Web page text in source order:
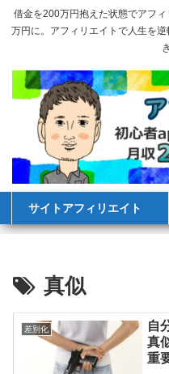
借金を200万円抱えた状態でアフ
万円に。アフィリエイトで人生を
サイトアフィリエイト
真似
差別化
自
真
重